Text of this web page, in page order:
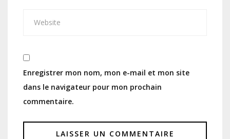
Enregistrer mon nom, mon e-mail et mon site
dans le navigateur pour mon prochain
commentaire.